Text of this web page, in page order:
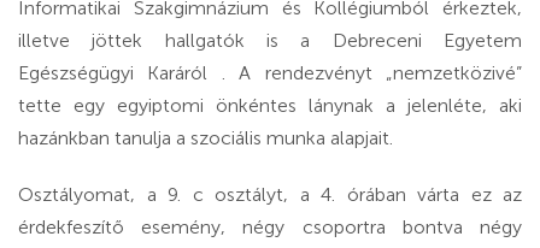
Informatikai Szakgimnázium és Kollégiumból érkeztek,
illetve jöttek hallgatók is a Debreceni Egyetem
Egészségügyi Karáról . A rendezvényt „nemzetközivé”
tette egy egyiptomi önkéntes lánynak a jelenléte, aki
hazánkban tanulja a szociális munka alapjait.
Osztályomat, a 9. c osztályt, a 4. órában várta ez az
érdekfeszítő esemény, négy csoportra bontva négy